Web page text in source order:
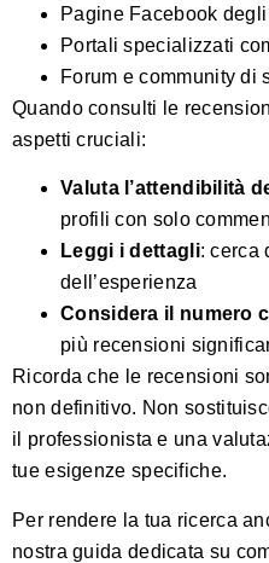
Pagine Facebook
Portali specializzati
Forum e community di
Quando consulti le
aspetti cruciali:
Valuta l’attendibilità
profili con solo
Leggi i dettagli: cerca
dell’esperienza
Considera il numero
più recensioni
Ricorda che le recensioni
non definitivo. Non
il professionista e una
tue esigenze specifiche.
Per rendere la tua ricerca
nostra guida dedicata su